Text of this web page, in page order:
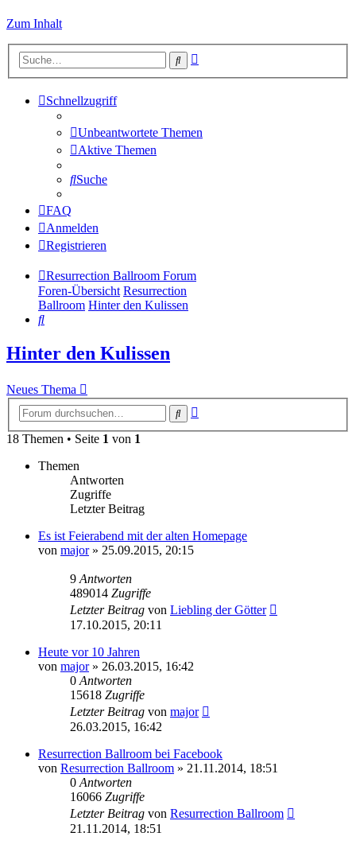
Zum Inhalt
Suche
Schnellzugriff
Unbeantwortete Themen
Aktive Themen
Suche
FAQ
Anmelden
Registrieren
Resurrection Ballroom Forum
Foren-Übersicht Resurrection
Ballroom Hinter den Kulissen
Suche
Hinter den Kulissen
Neues Thema
Suche
18 Themen • Seite 1 von 1
Themen
Antworten
Zugriffe
Letzter Beitrag
Es ist Feierabend mit der alten Homepage
von major» 25.09.2015, 20:15
9Antworten
489014 Zugriffe
Letzter Beitrag von Liebling der Götter
17.10.2015, 20:11
Heute vor 10 Jahren
von major» 26.03.2015, 16:42
0Antworten
15618 Zugriffe
Letzter Beitrag von major
26.03.2015, 16:42
Resurrection Ballroom bei Facebook
von Resurrection Ballroom » 21.11.2014, 18:51
0Antworten
16066 Zugriffe
Letzter Beitrag von Resurrection Ballroom
21.11.2014, 18:51